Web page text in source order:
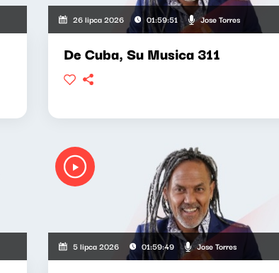
26 lipca 2026 01:59:51 Jose Torres
De Cuba, Su Musica 311
5 lipca 2026 01:59:49 Jose Torres